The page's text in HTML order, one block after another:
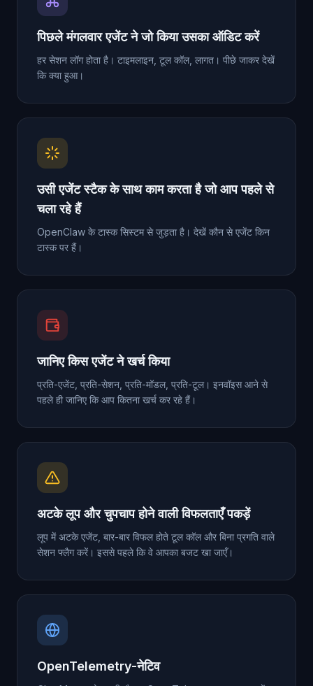
पिछले मंगलवार एजेंट ने जो किया उसका ऑडिट करें
हर सेशन लॉग होता है। टाइमलाइन, टूल कॉल, लागत। पीछे जाकर देखें
कि क्या हुआ।
उसी एजेंट स्टैक के साथ काम करता है जो आप पहले से
चला रहे हैं
OpenClaw के टास्क सिस्टम से जुड़ता है। देखें कौन से एजेंट किन
टास्क पर हैं।
जानिए किस एजेंट ने खर्च किया
प्रति-एजेंट, प्रति-सेशन, प्रति-मॉडल, प्रति-टूल। इनवॉइस आने से
पहले ही जानिए कि आप कितना खर्च कर रहे हैं।
अटके लूप और चुपचाप होने वाली विफलताएँ पकड़ें
लूप में अटके एजेंट, बार-बार विफल होते टूल कॉल और बिना प्रगति वाले
सेशन फ्लैग करें। इससे पहले कि वे आपका बजट खा जाएँ।
OpenTelemetry-नेटिव